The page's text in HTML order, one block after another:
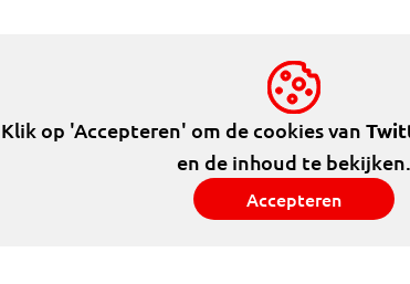
Klik op 'Accepteren' om de cookies van
en de inhoud te bekijken.
Accepteren